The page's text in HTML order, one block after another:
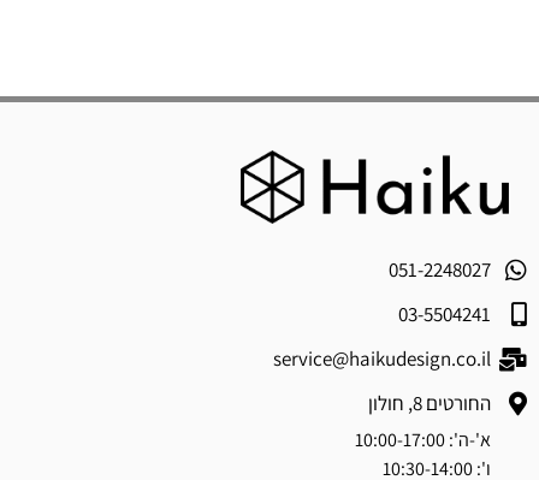
051-2248027
03-5504241
service@haikudesign.co.il
החורטים 8, חולון
א'-ה': 10:00-17:00
ו': 10:30-14:00